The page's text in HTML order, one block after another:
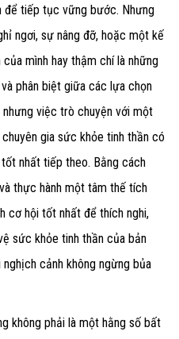
để tiếp tục vững bước. Nhưng
ngơi, sự nâng đỡ, hoặc một kế
mình hay thậm chí là những
phân biệt giữa các lựa chọn
việc trò chuyện với một
gia sức khỏe tinh thần có
nhất tiếp theo. Bằng cách
thực hành một tâm thế tích
cơ hội tốt nhất để thích nghi,
sức khỏe tinh thần của bản
cảnh không ngừng bủa
không phải là một hằng số bất